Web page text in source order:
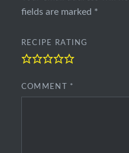
fields are marked *
RECIPE RATING
COMMENT *